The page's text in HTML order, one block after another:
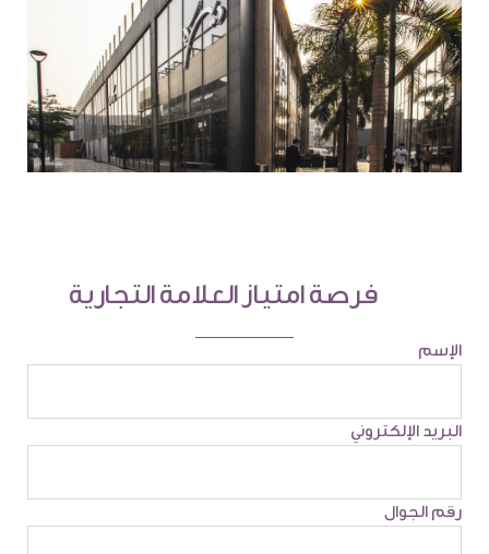
فرصة امتياز العلامة التجارية
الإسم
البريد الإلكتروني
رقم الجوال